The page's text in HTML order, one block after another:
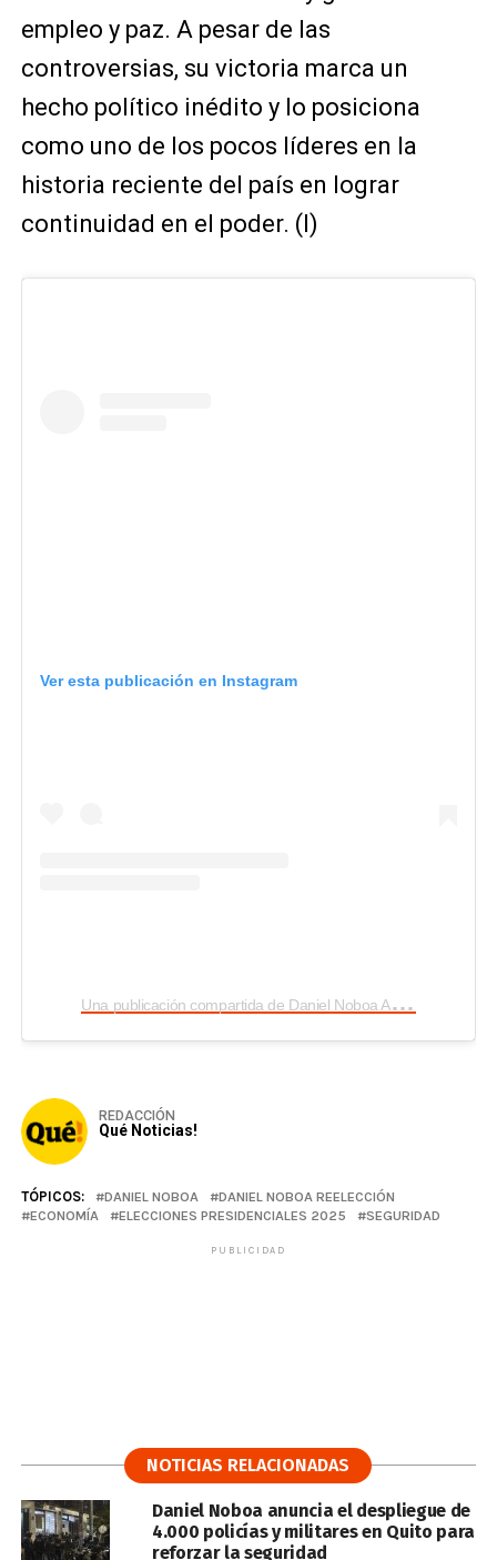
empleo y paz. A pesar de las
controversias, su victoria marca un
hecho político inédito y lo posiciona
como uno de los pocos líderes en la
historia reciente del país en lograr
continuidad en el poder. (I)
Ver esta publicación en Instagram
U
na publicación compartida de Daniel Noboa Azin (@danielnoboaok)
REDACCIÓN
Qué Noticias!
TÓPICOS: DANIEL NOBOA
DANIEL NOBOA REELECCIÓN
ECONOMÍA
ELECCIONES PRESIDENCIALES 2025 SEGURIDAD
PUBLICIDAD
NOTICIAS RELACIONADAS
Daniel Noboa anuncia el despliegue de
4.000 policías y militares en Quito para
reforzar la seguridad